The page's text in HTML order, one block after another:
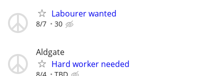
Labourer wanted
8/7 30
Aldgate
Hard worker needed